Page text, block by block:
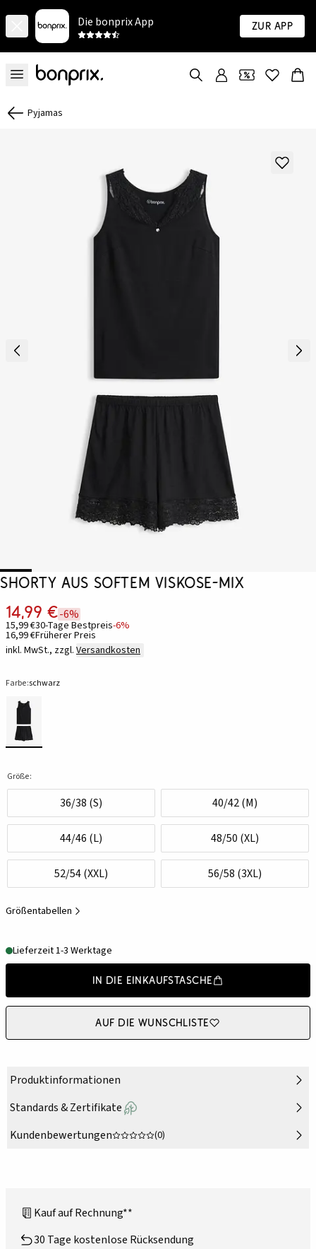
Die bonprix App Zur App
Pyjamas
Shorty aus softem Viskose-Mix
14,99 €-6%
15,99 €30-Tage Bestpreis-6%
16,99 €Früherer Preis
inkl. MwSt., zzgl. Versandkosten
Farbe:schwarz
Größe:
36/38 (S) 40/42 (M)
44/46 (L) 48/50 (XL)
52/54 (XXL) 56/58 (3XL)
Größentabellen
Lieferzeit 1-3 Werktage
In die Einkaufstasche
Auf die Wunschliste
Produktinformationen
Standards & Zertifikate
Kundenbewertungen
(0)
Kauf auf Rechnung**
30 Tage kostenlose Rücksendung